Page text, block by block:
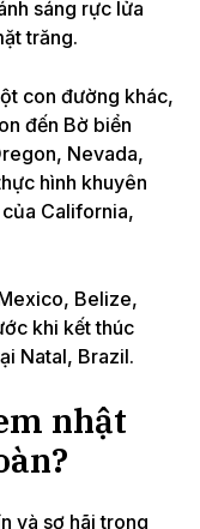
sáng rực lửa
trăng.
con đường khác,
đến Bờ biển
Nevada,
hình khuyên
California,
Belize,
khi kết thúc
Natal, Brazil.
nhật
và sợ hãi trong